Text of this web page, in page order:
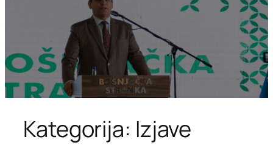
Kategorija: Izjave